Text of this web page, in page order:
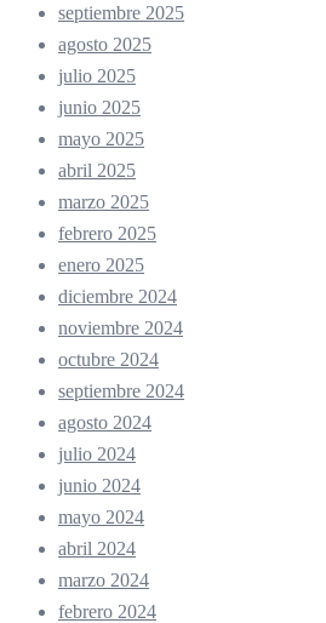
septiembre 2025
agosto 2025
julio 2025
junio 2025
mayo 2025
abril 2025
marzo 2025
febrero 2025
enero 2025
diciembre 2024
noviembre 2024
octubre 2024
septiembre 2024
agosto 2024
julio 2024
junio 2024
mayo 2024
abril 2024
marzo 2024
febrero 2024